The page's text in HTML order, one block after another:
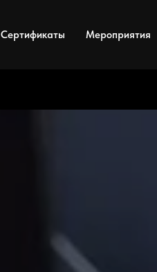
Сертификаты Мероприятия